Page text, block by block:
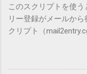
このスクリプトを使う
リー登録がメールか
クリプト（
ーも出来ます。 バー
っています。0.5.2ま